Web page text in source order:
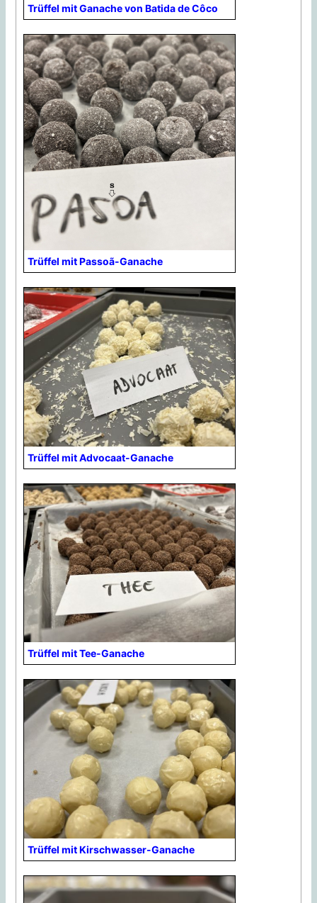
Trüffel mit Ganache von Batida de Côco
Trüffel mit Passoã-Ganache
Trüffel mit Advocaat-Ganache
Trüffel mit Tee-Ganache
Trüffel mit Kirschwasser-Ganache